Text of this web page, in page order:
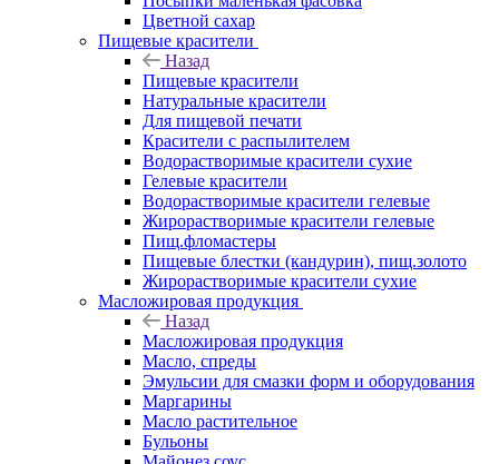
Цветной сахар
Пищевые красители
Назад
Пищевые красители
Натуральные красители
Для пищевой печати
Красители с распылителем
Водорастворимые красители сухие
Гелевые красители
Водорастворимые красители гелевые
Жирорастворимые красители гелевые
Пищ.фломастеры
Пищевые блестки (кандурин), пищ.золото
Жирорастворимые красители сухие
Масложировая продукция
Назад
Масложировая продукция
Масло, спреды
Эмульсии для смазки форм и оборудования
Маргарины
Масло растительное
Бульоны